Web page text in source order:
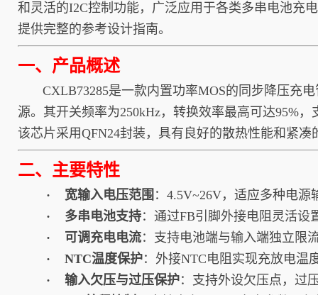
和灵活的I2C控制功能，广泛应用于各类多串电池充
提供完整的参考设计指南。
一、产品概述
CXLB73285是一款内置功率MOS的同步降压充电
源。其开关频率为250kHz，转换效率最高可达95%
该芯片采用QFN24封装，具有良好的散热性能和紧
二、主要特性
· 宽输入电压范围 ：4.5V~26V，适应多种电源
· 多串电池支持：通过FB引脚外接电阻灵活设
· 可调充电电流：支持电池端与输入端独立限
· NTC温度保护：外接NTC电阻实现充放电温
· 输入欠压与过压保护：支持外设欠压点，过